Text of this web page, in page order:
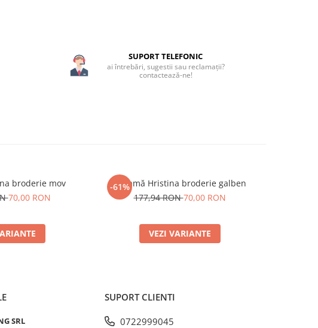
SUPORT TELEFONIC
ai întrebări, sugestii sau reclamații?
contactează-ne!
broderie mov
70,00 RON
-61%
Ie damă Hristina broderie galben
177,94 RON70,00 RON
VEZI VARIANTE
SRL
SUPORT CLIENTI
0722999045